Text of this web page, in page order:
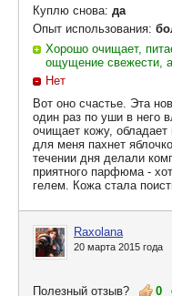
Куплю снова: да
Опыт использования:
Хорошо очищает,
ощущение свежести,
Нет
Вот оно счастье. Эта
один раз по уши в него
очищает кожу,
для меня пахнет
течении дня делали
приятного парфюма -
гелем. Кожа стала
Raxolana
20 марта 2015 года
Полезный отзыв? 0